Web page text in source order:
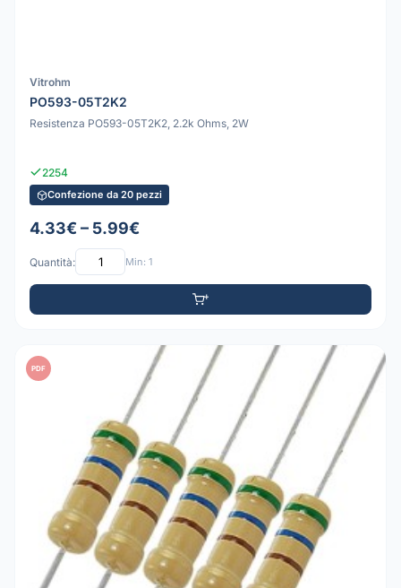
Vitrohm
PO593-05T2K2
Resistenza PO593-05T2K2, 2.2k Ohms, 2W
2254
Confezione da 20 pezzi
4.33€ – 5.99€
Quantità: Min: 1
PDF